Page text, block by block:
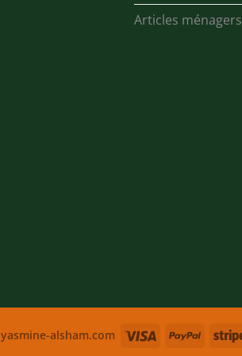
Articles ménagers
yasmine-alsham.com Visa PayPal